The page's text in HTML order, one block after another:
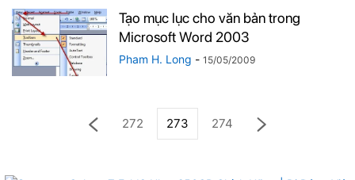
Tạo mục lục cho văn bản trong
Microsoft Word 2003
Pham H. Long - 15/05/2009
272 273 274